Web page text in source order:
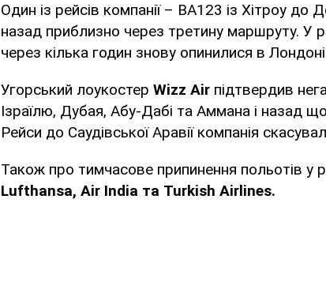
Один із рейсів компанії – BA123 із Хітроу
назад приблизно через третину маршруту. У
через кілька годин знову опинилися в
Угорський лоукостер Wizz Air підтвердив
Ізраїлю, Дубая, Абу-Дабі та Аммана і назад
Рейси до Саудівської Аравії компанія
Також про тимчасове припинення польотів у
Lufthansa, Air India та Turkish Airlines.